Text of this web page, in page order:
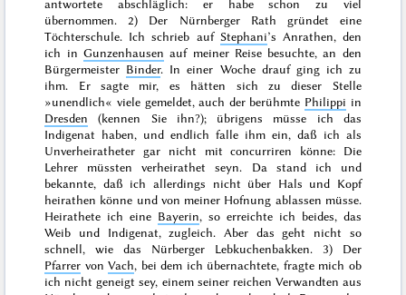
antwortete abschläglich: er habe schon zu viel
übernommen. 2) Der Nürnberger Rath gründet eine
Töchterschule. Ich schrieb auf Stephani’s Anrathen, den
ich in Gunzenhausen auf meiner Reise besuchte, an den
Bürgermeister Binder. In einer Woche drauf ging ich zu
ihm. Er sagte mir, es hätten sich zu dieser Stelle
»unendlich« viele gemeldet, auch der berühmte Philippi in
Dresden (kennen Sie ihn?); übrigens müsse ich das
Indigenat haben, und endlich falle ihm ein, daß ich als
Unverheiratheter gar nicht mit concurriren könne: Die
Lehrer müssten verheirathet seyn. Da stand ich und
bekannte, daß ich allerdings nicht über Hals und Kopf
heirathen könne und von meiner Hofnung ablassen müsse.
Heirathete ich eine Bayerin, so erreichte ich beides, das
Weib und Indigenat, zugleich. Aber das geht nicht so
schnell, wie das Nürberger Lebkuchenbakken. 3) Der
Pfarrer vonVach, bei dem ich übernachtete, fragte mich ob
ich nicht geneigt sey, einem seiner reichen Verwandten aus